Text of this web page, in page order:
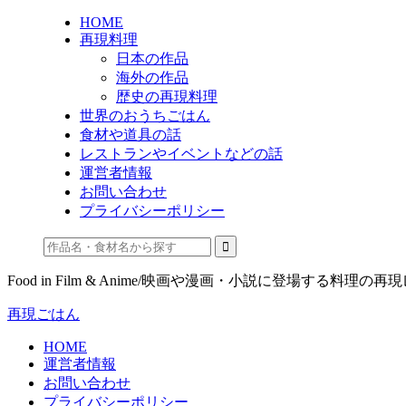
HOME
再現料理
日本の作品
海外の作品
歴史の再現料理
世界のおうちごはん
食材や道具の話
レストランやイベントなどの話
運営者情報
お問い合わせ
プライバシーポリシー
Food in Film & Anime/映画や漫画・小説に登場する料理の再
再現ごはん
HOME
運営者情報
お問い合わせ
プライバシーポリシー